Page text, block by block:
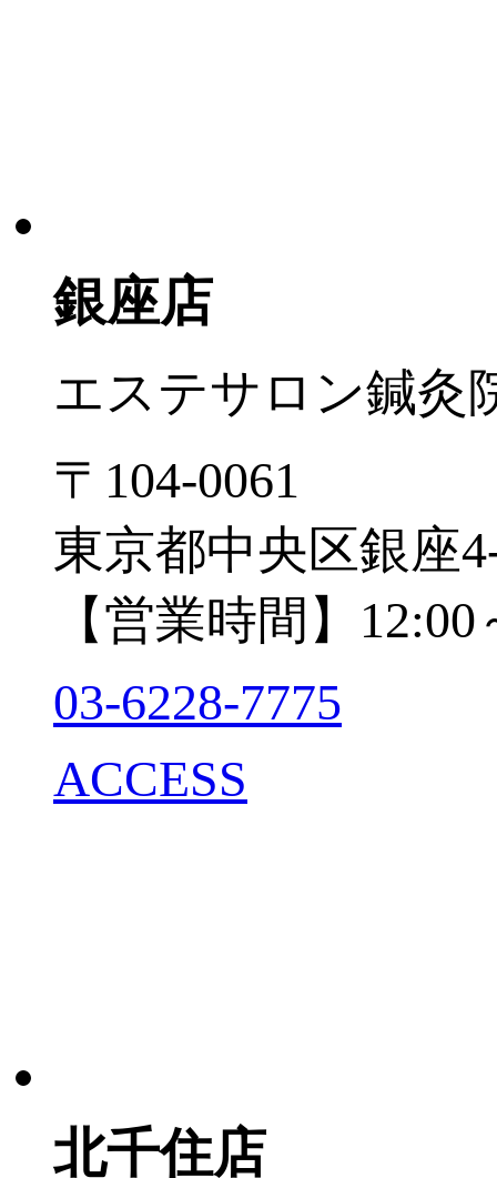
銀座店
エステサロン鍼灸
〒104-0061
東京都中央区銀座
【営業時間】12:00
03-6228-7775
ACCESS
北千住店